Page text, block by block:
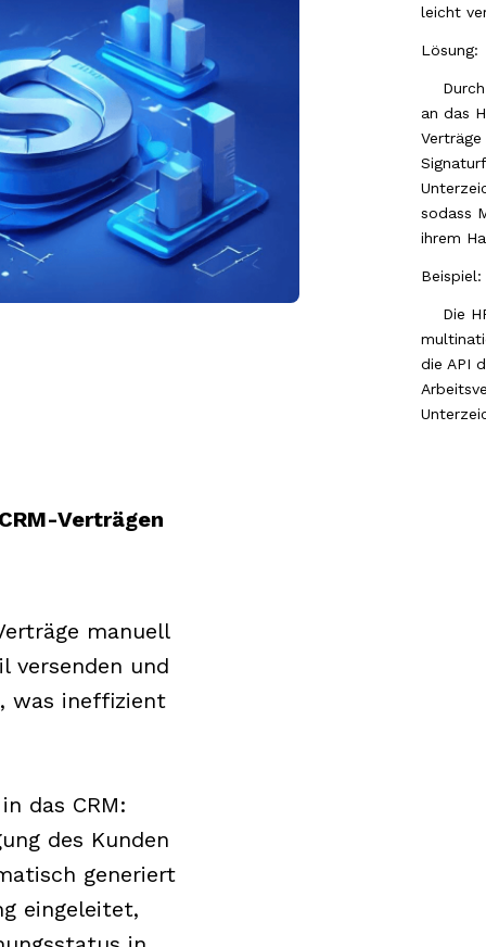
leicht
Lösung:
Durch
an das
sodass
ihrem
Beispiel:
Die
die API
Verträgen
manuell
versenden und
was ineffizient
das CRM:
des Kunden
generiert
eingeleitet,